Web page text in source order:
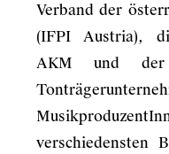
Verband der
(IFPI Austria),
AKM und der
verschiedensten